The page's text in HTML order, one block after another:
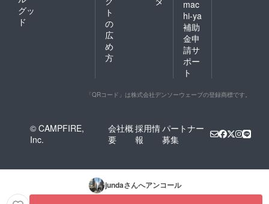
グッ
ド
ト
の
広
め
方
mac
hi-ya
補助
金申
請サ
ポー
ト
「QRコード」は株式会社デンソーウェーブの登録商標です。
© CAMPFIRE,
Inc.
会社概
要
採用情
報
パートナー
募集
jundaさんへアンコール